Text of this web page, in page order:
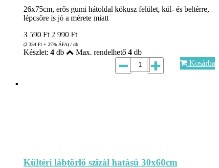
26x75cm, erős gumi hátoldal kókusz felület, kül- és beltérre,
lépcsőre is jó a mérete miatt
3 590 Ft 2 990 Ft
(2 354 Ft + 27% ÁFA) / db
Készlet: 4 db Max. rendelhető 4 db
Kosárba
Kültéri lábtörlő szizál hatású 30x60cm